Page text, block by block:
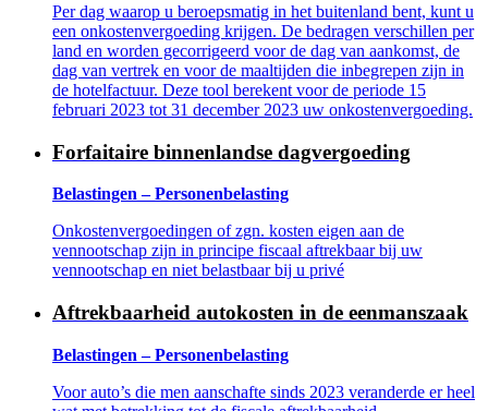
Per dag waarop u beroepsmatig in het buitenland bent, kunt u
een onkostenvergoeding krijgen. De bedragen verschillen per
land en worden gecorrigeerd voor de dag van aankomst, de
dag van vertrek en voor de maaltijden die inbegrepen zijn in
de hotelfactuur. Deze tool berekent voor de periode 15
februari 2023 tot 31 december 2023 uw onkostenvergoeding.
Forfaitaire binnenlandse dagvergoeding
Belastingen – Personenbelasting
Onkostenvergoedingen of zgn. kosten eigen aan de
vennootschap zijn in principe fiscaal aftrekbaar bij uw
vennootschap en niet belastbaar bij u privé
Aftrekbaarheid autokosten in de eenmanszaak
Belastingen – Personenbelasting
Voor auto’s die men aanschafte sinds 2023 veranderde er heel